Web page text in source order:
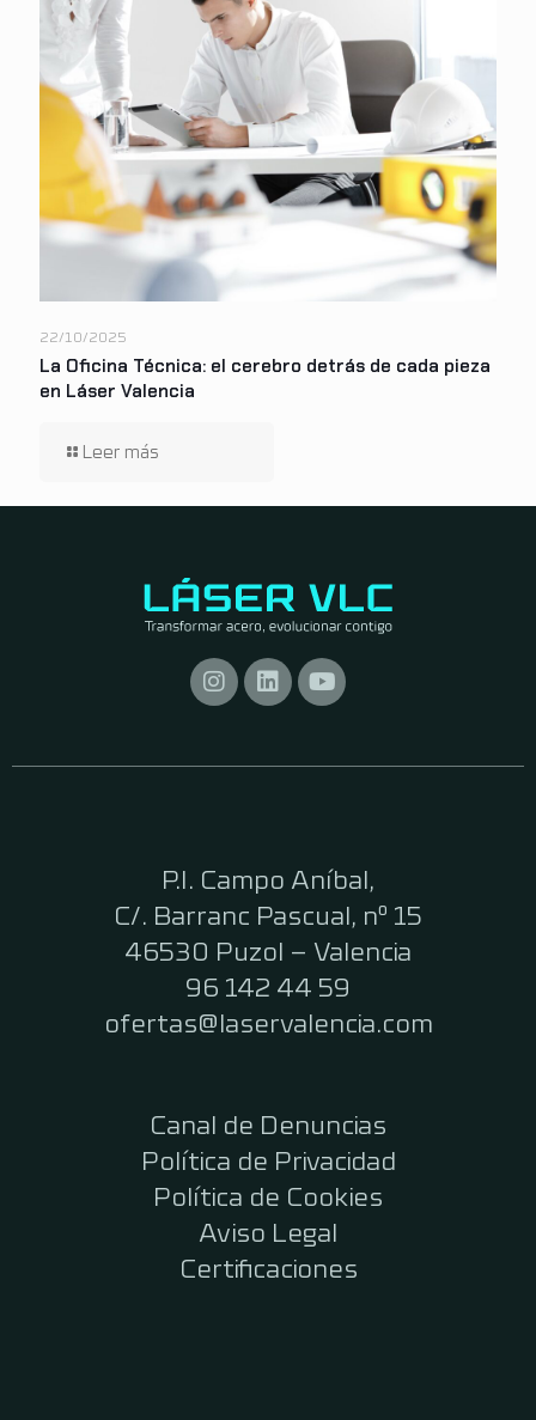
22/10/2025
La Oficina Técnica: el cerebro detrás de cada pieza
en Láser Valencia
P.I. Campo Aníbal,
C/. Barranc Pascual, nº 15
46530 Puzol – Valencia
96 142 44 59
ofertas@laservalencia.com
Canal de Denuncias
Política de Privacidad
Política de Cookies
Aviso Legal
Certificaciones